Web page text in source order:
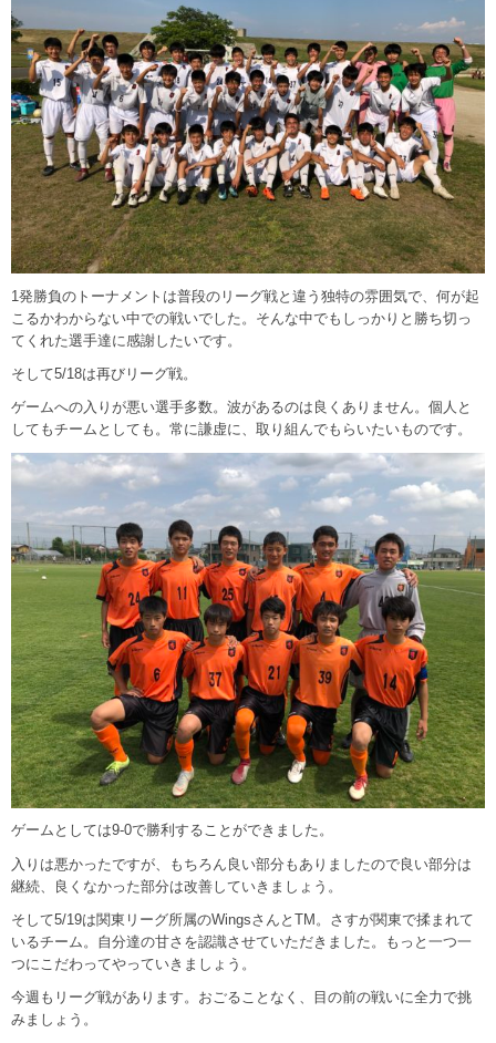
1発勝負のトーナメントは普段のリーグ戦と違う独特の雰囲気で、何が起
こるかわからない中での戦いでした。そんな中でもしっかりと勝ち切っ
てくれた選手達に感謝したいです。
そして5/18は再びリーグ戦。
ゲームへの入りが悪い選手多数。波があるのは良くありません。個人と
してもチームとしても。常に謙虚に、取り組んでもらいたいものです。
ゲームとしては9-0で勝利することができました。
入りは悪かったですが、もちろん良い部分もありましたので良い部分は
継続、良くなかった部分は改善していきましょう。
そして5/19は関東リーグ所属のWingsさんとTM。さすが関東で揉まれて
いるチーム。自分達の甘さを認識させていただきました。もっと一つ一
つにこだわってやっていきましょう。
今週もリーグ戦があります。おごることなく、目の前の戦いに全力で挑
みましょう。